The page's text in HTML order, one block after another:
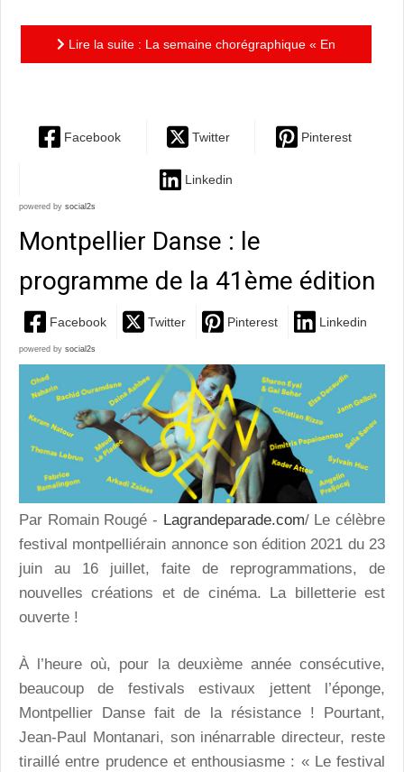
Lire la suite : La semaine chorégraphique « En
Facebook Twitter Pinterest
Linkedin
powered by social2s
Montpellier Danse : le
programme de la 41ème édition
Facebook Twitter Pinterest Linkedin
powered by social2s
Par Romain Rougé - Lagrandeparade.com/ Le célèbre
festival montpelliérain annonce son édition 2021 du 23
juin au 16 juillet, faite de reprogrammations, de
nouvelles créations et de cinéma. La billetterie est
ouverte !
À l’heure où, pour la deuxième année consécutive,
beaucoup de festivals estivaux jettent l’éponge,
Montpellier Danse fait de la résistance ! Pourtant,
Jean-Paul Montanari, son inénarrable directeur, reste
tiraillé entre prudence et enthousiasme : « Le festival